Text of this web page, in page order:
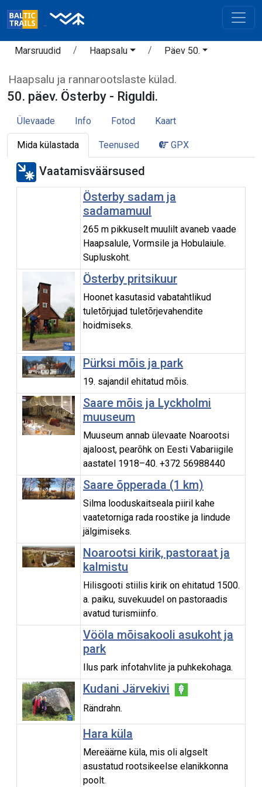
Marsruudid Haapsalu Päev 50.
Haapsalu ja rannarootslaste külad.
50. päev. Österby - Riguldi.
Ülevaade Info Fotod Kaart
Mida külastada Teenused GPX
Vaatamisväärsused
Österby sadam ja
sadamamuul
265 m pikkuselt muulilt avaneb vaade
Haapsalule, Vormsile ja Hobulaiule.
Supluskoht.
Österby pritsikuur
Hoonet kasutasid vabatahtlikud
tuletõrjujad tuletõrjevahendite
hoidmiseks.
Pürksi mõis ja park
19. sajandil ehitatud mõis.
Saare mõis ja Lyckholmi
muuseum
Muuseum annab ülevaate Noarootsi
ajaloost, pearõhk on Eesti Vabariigile
aastatel 1918–40. +372 56988440
Saare õpperada (1 km)
Silma looduskaitseala piiril kahe
vaatetorniga rada roostike ja lindude
jälgimiseks.
Noarootsi kirik, pastoraat ja
kalmistu
Hilisgooti stiilis kirik on ehitatud 1500.
a. paiku, suvekuudel on pastoraadis
avatud turismiinfo.
Vööla mõisakooli asukoht ja
park
Ilus park infotahvlite ja puhkekohaga.
Kudani Järvekivi
Rändrahn.
Hara küla
Mereäärne küla, mis oli algselt
asustatud rootsikeelse elanikkonna
poolt.